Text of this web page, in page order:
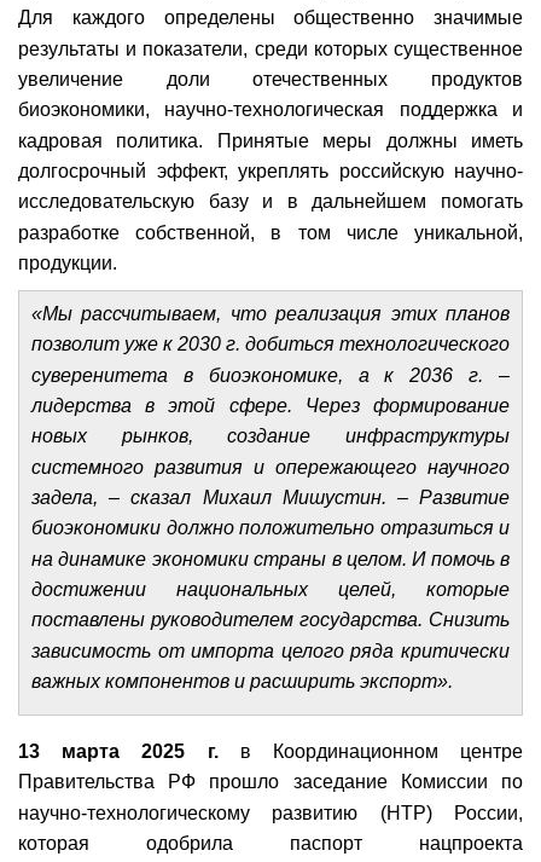
Для каждого определены общественно значимые
результаты и показатели, среди которых существенное
увеличение доли отечественных продуктов
биоэкономики, научно-технологическая поддержка и
кадровая политика. Принятые меры должны иметь
долгосрочный эффект, укреплять российскую научно-
исследовательскую базу и в дальнейшем помогать
разработке собственной, в том числе уникальной,
продукции.
«Мы рассчитываем, что реализация этих планов
позволит уже к 2030 г. добиться технологического
суверенитета в биоэкономике, а к 2036 г. –
лидерства в этой сфере. Через формирование
новых рынков, создание инфраструктуры
системного развития и опережающего научного
задела, – сказал Михаил Мишустин. – Развитие
биоэкономики должно положительно отразиться и
на динамике экономики страны в целом. И помочь в
достижении национальных целей, которые
поставлены руководителем государства. Снизить
зависимость от импорта целого ряда критически
важных компонентов и расширить экспорт».
13 марта 2025 г.в Координационном центре
Правительства РФ прошло заседание Комиссии по
научно-технологическому развитию (НТР) России,
которая одобрила паспорт нацпроекта